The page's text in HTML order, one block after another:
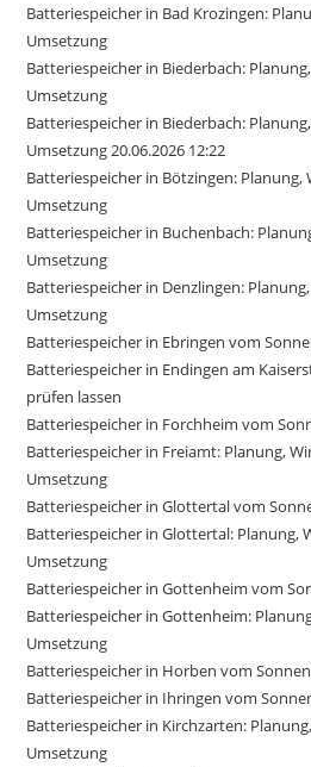
Batteriespeicher in Bad Krozingen:
Umsetzung
Batteriespeicher in Biederbach:
Umsetzung
Batteriespeicher in Biederbach:
Umsetzung 20.06.2026 12:22
Batteriespeicher in Bötzingen:
Umsetzung
Batteriespeicher in Buchenbach:
Umsetzung
Batteriespeicher in Denzlingen:
Umsetzung
Batteriespeicher in Ebringen vom
Batteriespeicher in Endingen am
prüfen lassen
Batteriespeicher in Forchheim vom
Batteriespeicher in Freiamt: Planung,
Umsetzung
Batteriespeicher in Glottertal vom
Batteriespeicher in Glottertal: Planung,
Umsetzung
Batteriespeicher in Gottenheim vom
Batteriespeicher in Gottenheim:
Umsetzung
Batteriespeicher in Horben vom
Batteriespeicher in Ihringen vom
Batteriespeicher in Kirchzarten:
Umsetzung